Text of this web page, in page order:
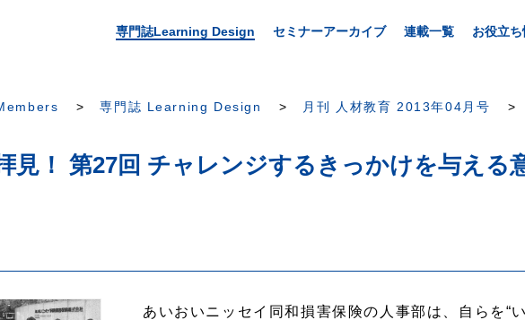
専門誌Learning Design セミナーアーカイブ 連載一覧 お役立
専門誌 Learning Design 月刊 人材教育 2013年04月号
見！ 第27回 チャレンジするきっかけを与える
あいおいニッセイ同和損害保険の人事部は、自らを“